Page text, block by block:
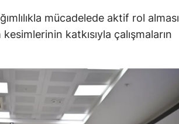
mücadelede aktif rol alması
katkısıyla çalışmaların